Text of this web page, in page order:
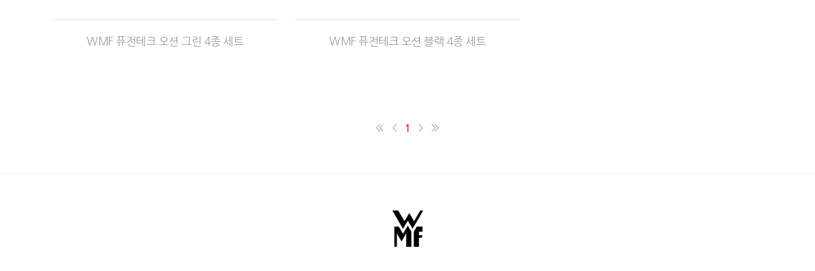
WMF 퓨전테크 오션 그린 4종 세트 WMF 퓨전테크 오션 블랙 4종 세트
1